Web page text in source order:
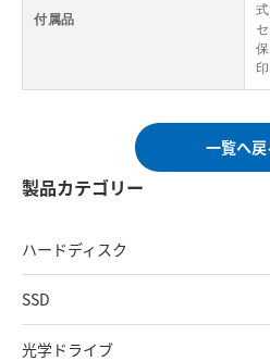
付属品
式
一覧へ戻
製品カテゴリー
ハードディスク
SSD
光学ドライブ